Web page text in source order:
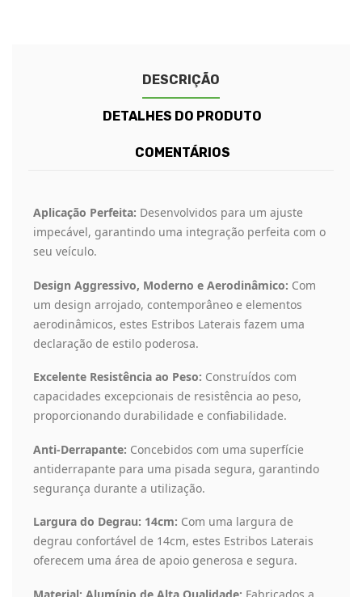
DESCRIÇÃO
DETALHES DO PRODUTO
COMENTÁRIOS
Aplicação Perfeita: Desenvolvidos para um ajuste
impecável, garantindo uma integração perfeita com o
seu veículo.
Design Aggressivo, Moderno e Aerodinâmico: Com
um design arrojado, contemporâneo e elementos
aerodinâmicos, estes Estribos Laterais fazem uma
declaração de estilo poderosa.
Excelente Resistência ao Peso: Construídos com
capacidades excepcionais de resistência ao peso,
proporcionando durabilidade e confiabilidade.
Anti-Derrapante: Concebidos com uma superfície
antiderrapante para uma pisada segura, garantindo
segurança durante a utilização.
Largura do Degrau: 14cm: Com uma largura de
degrau confortável de 14cm, estes Estribos Laterais
oferecem uma área de apoio generosa e segura.
Material: Alumínio de Alta Qualidade: Fabricados a